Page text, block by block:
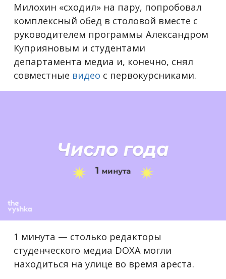
Милохин «сходил» на пару, попробовал
комплексный обед в столовой вместе с
руководителем программы Александром
Куприяновым и студентами
департамента медиа и, конечно, снял
совместные видео с первокурсниками.
1 минута — столько редакторы
студенческого медиа DOXA могли
находиться на улице во время ареста.